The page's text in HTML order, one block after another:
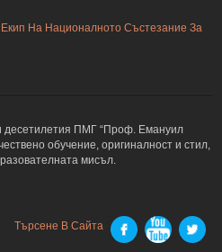
На Националното Състезание За
ПМГ “Проф. Емануил
обучение, оригиналност и стил,
мисъл.
Търсене В Сайта